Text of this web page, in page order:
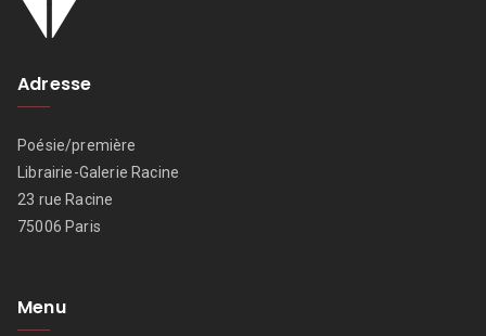
Adresse
Poésie/première
Librairie-Galerie Racine
23 rue Racine
75006 Paris
Menu